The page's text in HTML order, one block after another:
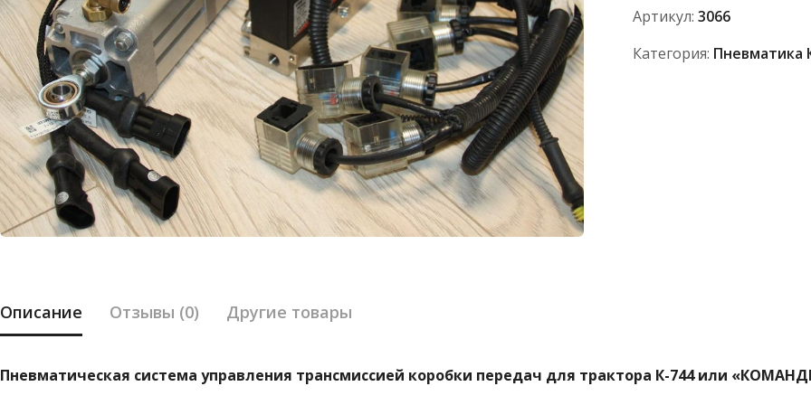
Артикул: 3066
Категория: Пневматика
Описание Отзывы (0) Другие товары
Пневматическая система управления трансмиссией коробки передач для трактора К-744 или